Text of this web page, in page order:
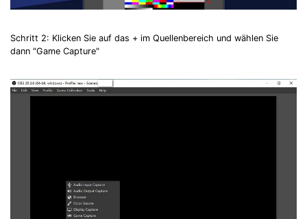
Schritt 2: Klicken Sie auf das + im Quellenbereich und wählen Sie
dann "Game Capture"